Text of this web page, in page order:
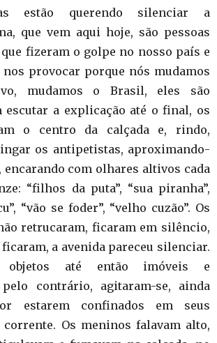
estão querendo silenciar a
que vem aqui hoje, são pessoas
fizeram o golpe no nosso país e
nos provocar porque nós mudamos
mudamos o Brasil, eles são
escutar a explicação até o final, os
o centro da calçada e, rindo,
os antipetistas, aproximando-
encarando com olhares altivos cada
“filhos da puta”, “sua piranha”,
“vão se foder”, “velho cuzão”. Os
retrucaram, ficaram em silêncio,
a avenida pareceu silenciar.
objetos até então imóveis e
contrário, agitaram-se, ainda
estarem confinados em seus
Os meninos falavam alto,